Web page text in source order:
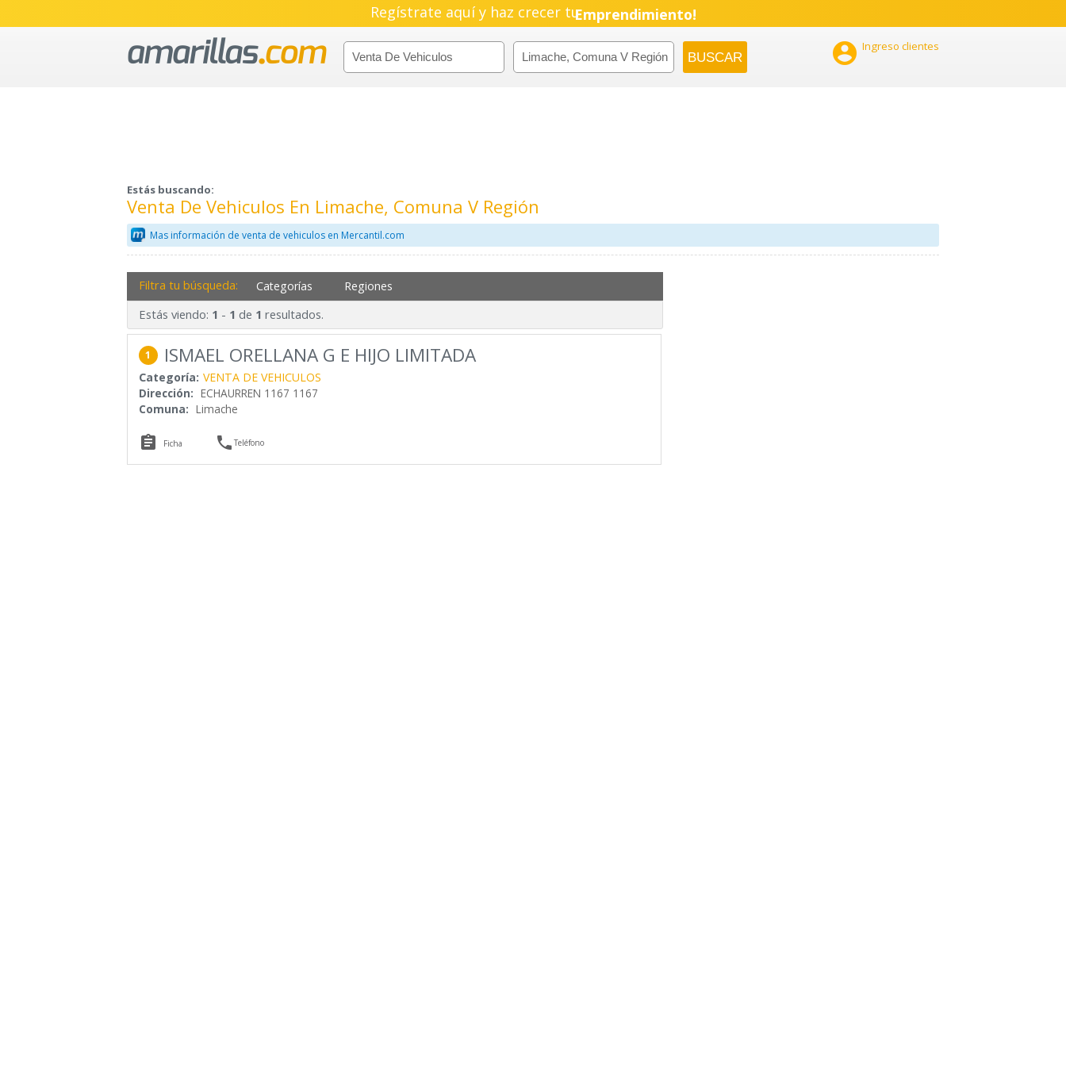
Regístrate aquí y haz crecer tuEmprendimiento!
 Ingreso clientes
Estás buscando:
Venta De Vehiculos En Limache, Comuna V Región
Mas información de venta de vehiculos en Mercantil.com
Filtra tu búsqueda: Categorías Regiones
Estás viendo: 1 - 1 de 1 resultados.
1 ISMAEL ORELLANA G E HIJO LIMITADA
Categoría: VENTA DE VEHICULOS
Dirección: ECHAURREN 1167 1167
Comuna: Limache
 Ficha Teléfono